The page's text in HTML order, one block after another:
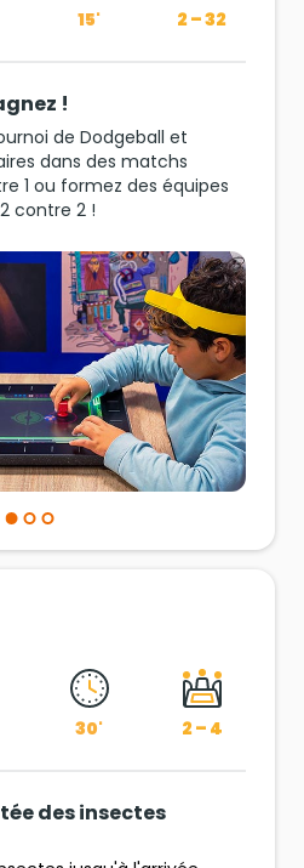
15' 2 – 32
!
de Dodgeball et
dans des matchs
1 ou formez des équipes
contre 2 !
30' 2 – 4
des insectes